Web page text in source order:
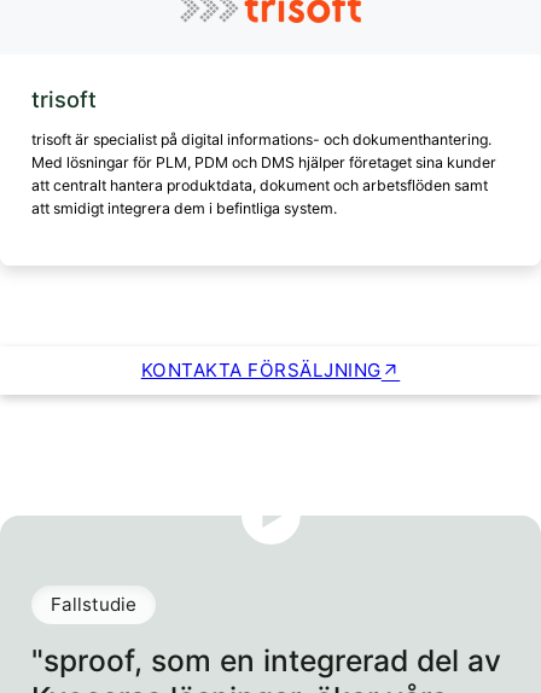
trisoft
trisoft är specialist på digital informations- och dokumenthantering.
Med lösningar för PLM, PDM och DMS hjälper företaget sina kunder
att centralt hantera produktdata, dokument och arbetsflöden samt
att smidigt integrera dem i befintliga system.
KONTAKTA FÖRSÄLJNING
"sproof, som en integrerad del av
Fallstudie